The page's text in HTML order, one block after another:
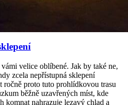
velice oblíbené. Jak by také ne,
zcela nepřístupná sklepení
ročně proto tuto prohlídkovou trasu
běžně uzavřených míst, kde
komnat nahrazuje lezavý chlad a